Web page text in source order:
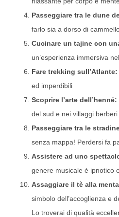
Passeggiare tra le dune
farlo sia a dorso di
Cucinare un tajine con
un’esperienza immersiva
Fare trekking sull’Atlante:
ed imperdibili
Scoprire l’arte dell’henné:
del sud e nei villaggi berberi
Passeggiare tra le
senza mappa! Perdersi fa
Assistere ad uno
genere musicale è ipnotico
Assaggiare il tè alla menta
simbolo dell’accoglienza e
Lo troverai di qualità